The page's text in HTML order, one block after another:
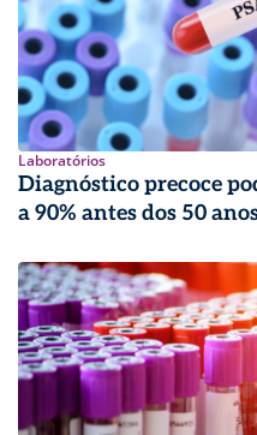
Laboratórios
Diagnóstico precoce
a 90% antes dos 50